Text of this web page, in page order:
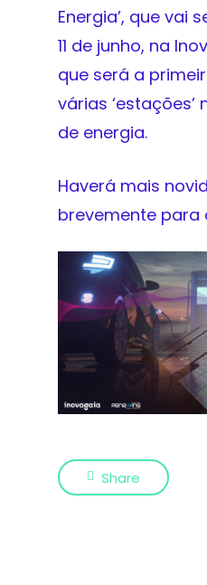
Energia’, que vai
11 de junho, na
que será a
várias
de energia.
Haverá mais
brevemente para
Share